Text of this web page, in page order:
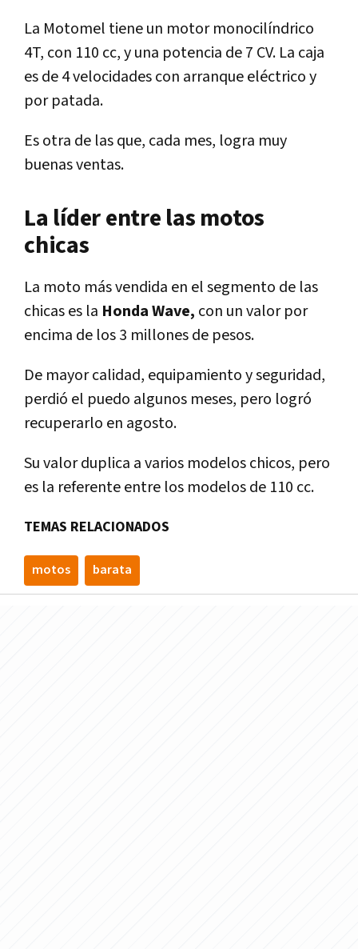
La Motomel tiene un motor monocilíndrico
4T, con 110 cc, y una potencia de 7 CV. La caja
es de 4 velocidades con arranque eléctrico y
por patada.
Es otra de las que, cada mes, logra muy
buenas ventas.
La líder entre las motos
chicas
La moto más vendida en el segmento de las
chicas es la Honda Wave, con un valor por
encima de los 3 millones de pesos.
De mayor calidad, equipamiento y seguridad,
perdió el puedo algunos meses, pero logró
recuperarlo en agosto.
Su valor duplica a varios modelos chicos, pero
es la referente entre los modelos de 110 cc.
TEMAS RELACIONADOS
motos barata